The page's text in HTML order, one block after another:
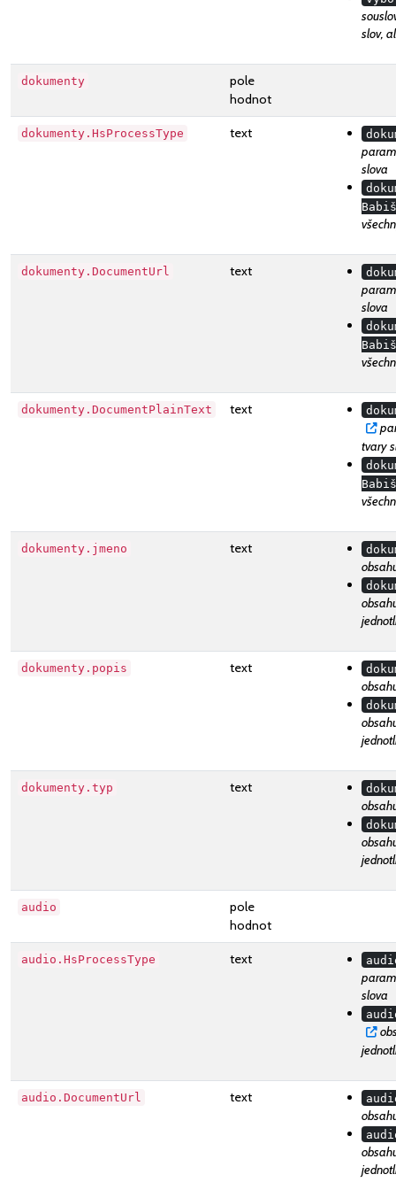
slov,
dokumenty
pole
hodnot
dokumenty.HsProcessType text
slova
dokumenty.DocumentUrl text
slova
dokumenty.DocumentPlainText text
tvary
dokumenty.jmeno text
dokumenty.popis text
dokumenty.typ text
audio
pole
hodnot
audio.HsProcessType text
slova
audio.DocumentUrl text